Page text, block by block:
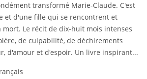
transformé Marie-Claude. C'est
et d'une fille qui se rencontrent et
mort. Le récit de dix-huit mois intenses
de culpabilité, de déchirements
d'amour et d'espoir. Un livre inspirant...